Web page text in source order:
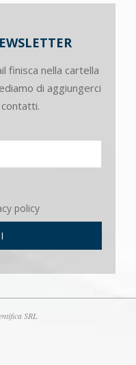
finisca nella cartella
di aggiungerci
policy
SRL